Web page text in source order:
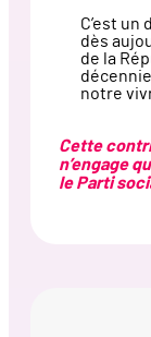
C’est
dès
de la
notre
Cette
n’engage
le Parti